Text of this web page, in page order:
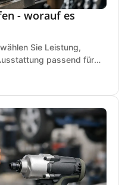
- worauf es
Sie Leistung,
passend für